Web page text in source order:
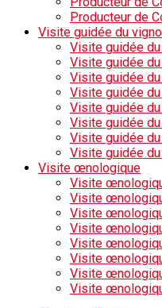
Producteur de
Visite guidée du
Visite guidée
Visite guidée
Visite guidée
Visite guidée
Visite guidée
Visite guidée
Visite guidée
Visite guidée
Visite œnologique
Visite
Visite
Visite
Visite
Visite
Visite
Visite
Visite